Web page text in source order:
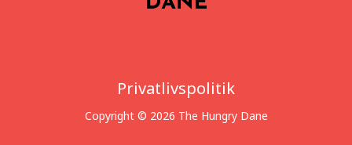
Privatlivspolitik
Copyright © 2026 The Hungry Dane